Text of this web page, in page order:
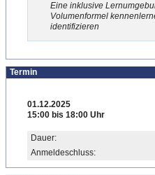
Eine inklusive
Volumenformel
identifizieren
Termin
01.12.2025
15:00 bis 18:00 Uhr
Dauer:
Anmeldeschluss: